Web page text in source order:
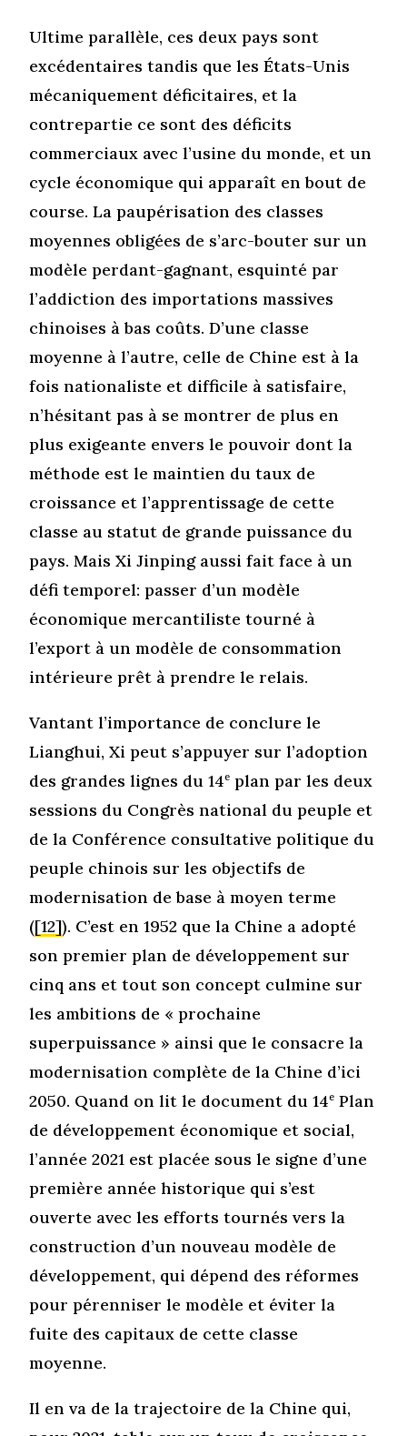
Ultime parallèle, ces deux pays sont
excédentaires tandis que les États-Unis
mécaniquement déficitaires, et la
contrepartie ce sont des déficits
commerciaux avec l’usine du monde, et un
cycle économique qui apparaît en bout de
course. La paupérisation des classes
moyennes obligées de s’arc-bouter sur un
modèle perdant-gagnant, esquinté par
l’addiction des importations massives
chinoises à bas coûts. D’une classe
moyenne à l’autre, celle de Chine est à la
fois nationaliste et difficile à satisfaire,
n’hésitant pas à se montrer de plus en
plus exigeante envers le pouvoir dont la
méthode est le maintien du taux de
croissance et l’apprentissage de cette
classe au statut de grande puissance du
pays. Mais Xi Jinping aussi fait face à un
défi temporel: passer d’un modèle
économique mercantiliste tourné à
l’export à un modèle de consommation
intérieure prêt à prendre le relais.
Vantant l’importance de conclure le
Lianghui, Xi peut s’appuyer sur l’adoption
des grandes lignes du 14e plan par les deux
sessions du Congrès national du peuple et
de la Conférence consultative politique du
peuple chinois sur les objectifs de
modernisation de base à moyen terme
([12]). C’est en 1952 que la Chine a adopté
son premier plan de développement sur
cinq ans et tout son concept culmine sur
les ambitions de « prochaine
superpuissance » ainsi que le consacre la
modernisation complète de la Chine d’ici
2050. Quand on lit le document du 14e Plan
de développement économique et social,
l’année 2021 est placée sous le signe d’une
première année historique qui s’est
ouverte avec les efforts tournés vers la
construction d’un nouveau modèle de
développement, qui dépend des réformes
pour pérenniser le modèle et éviter la
fuite des capitaux de cette classe
moyenne.
Il en va de la trajectoire de la Chine qui,